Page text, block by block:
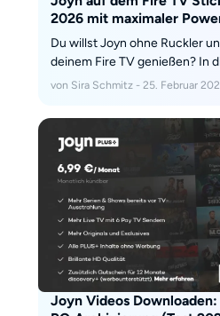
2026 mit maximaler
Du willst Joyn ohne Ruckler
deinem Fire TV genießen? In
dir, warum Standard-
Handgriffen bis zu 30 % mehr
von Sira Schmitz - 25. Februar
Joyn Videos